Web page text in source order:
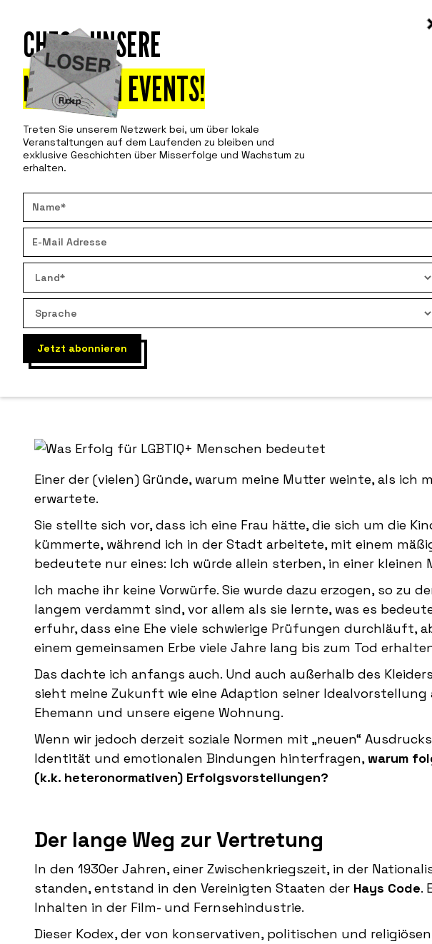
CHECK UNSERE
NÄCHSTEN EVENTS!
Treten Sie unserem Netzwerk bei, um über lokale
Veranstaltungen auf dem Laufenden zu bleiben und
exklusive Geschichten über Misserfolge und Wachstum zu
erhalten.
Für
INSIGHTS – LERNEN AUS
WAS ERFOLG
Warum sollte der Erfolg bei
Einer der (vielen) Gründe, warum meine Mutter weinte, als ich
erwartete.
Sie stellte sich vor, dass ich eine Frau hätte, die sich um die
kümmerte, während ich in der Stadt arbeitete, mit einem
bedeutete nur eines: Ich würde allein sterben, in einer kleinen
Ich mache ihr keine Vorwürfe. Sie wurde dazu erzogen, so zu
langem verdammt sind, vor allem als sie lernte, was es
erfuhr, dass eine Ehe viele schwierige Prüfungen durchläuft,
einem gemeinsamen Erbe viele Jahre lang bis zum Tod
Das dachte ich anfangs auch. Und auch außerhalb des
sieht meine Zukunft wie eine Adaption seiner Idealvorstellung
Ehemann und unsere eigene Wohnung.
Wenn wir jedoch derzeit soziale Normen mit „neuen“
Identität und emotionalen Bindungen hinterfragen,warum
(k.k. heteronormativen) Erfolgsvorstellungen?
Der lange Weg zur Vertretung
In den 1930er Jahren, einer Zwischenkriegszeit, in der
standen, entstand in den Vereinigten Staaten der Hays Code.
Inhalten in der Film- und Fernsehindustrie.
Dieser Kodex, der von konservativen, politischen und